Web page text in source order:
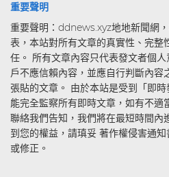
重要聲明
重要聲明：ddnews.xyz地地新聞網
表，本站對所有文章的真實性、完整
任。 所有文章內容只代表發文者個
戶不應信賴內容，並應自行判斷內容
張貼的文章。 由於本站是受到「即
能完全監察所有即時文章，如有不適
聯絡我們告知，我們將在最短時間內
到您的權益，請瑱妥 著作權侵害通
或修正。